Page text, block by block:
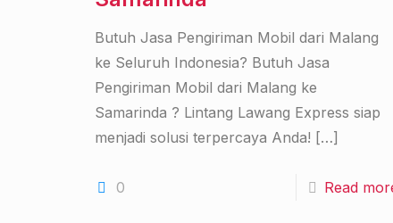
Butuh Jasa Pengiriman Mobil dari Malang
ke Seluruh Indonesia? Butuh Jasa
Pengiriman Mobil dari Malang ke
Samarinda ? Lintang Lawang Express siap
menjadi solusi terpercaya Anda! […]
0 Read